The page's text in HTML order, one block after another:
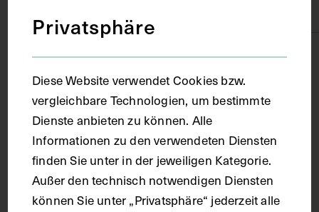
Technik
Aquarell
Maße
Bildmaß 39,7 x 31,2 cm
Privatsphäre
Diese Website verwendet Cookies bzw.
vergleichbare Technologien, um bestimmte
Dienste anbieten zu können. Alle
Informationen zu den verwendeten Diensten
finden Sie unter in der jeweiligen Kategorie.
Außer den technisch notwendigen Diensten
können Sie unter „Privatsphäre“ jederzeit alle